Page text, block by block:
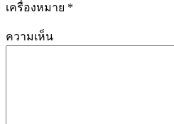
เครื่องหมาย *
ความเห็น